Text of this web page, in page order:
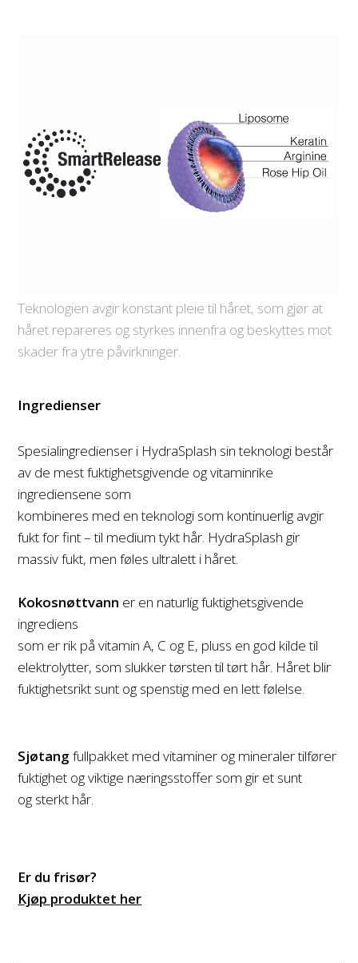
Teknologien avgir konstant pleie til håret, som gjør at
håret repareres og styrkes innenfra og beskyttes mot
skader fra ytre påvirkninger.
Ingredienser
Spesialingredienser i HydraSplash sin teknologi består
av de mest fuktighetsgivende og vitaminrike
ingrediensene som
kombineres med en teknologi som kontinuerlig avgir
fukt for fint – til medium tykt hår. HydraSplash gir
massiv fukt, men føles ultralett i håret.
Kokosnøttvann er en naturlig fuktighetsgivende
ingrediens
som er rik på vitamin A, C og E, pluss en god kilde til
elektrolytter, som slukker tørsten til tørt hår. Håret blir
fuktighetsrikt sunt og spenstig med en lett følelse.
Sjøtangfullpakket med vitaminer og mineraler tilfører
fuktighet og viktige næringsstoffer som gir et sunt
og sterkt hår.
Er du frisør?
Kjøp produktet her